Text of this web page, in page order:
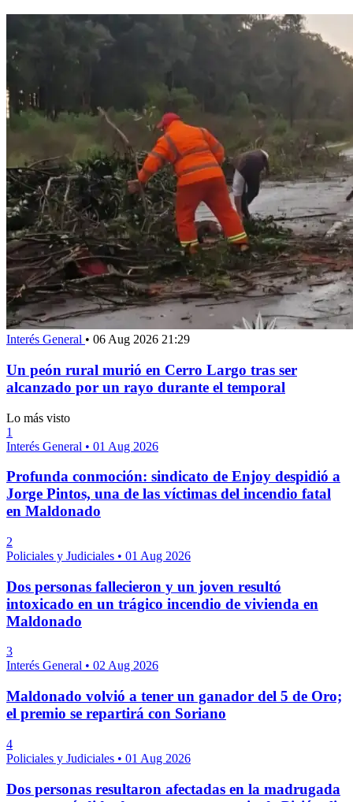
Interés General • 06 Aug 2026 21:29
Un peón rural murió en Cerro Largo tras ser
alcanzado por un rayo durante el temporal
Lo más visto
1
Interés General • 01 Aug 2026
Profunda conmoción: sindicato de Enjoy despidió a
Jorge Pintos, una de las víctimas del incendio fatal
en Maldonado
2
Policiales y Judiciales • 01 Aug 2026
Dos personas fallecieron y un joven resultó
intoxicado en un trágico incendio de vivienda en
Maldonado
3
Interés General • 02 Aug 2026
Maldonado volvió a tener un ganador del 5 de Oro;
el premio se repartirá con Soriano
4
Policiales y Judiciales • 01 Aug 2026
Dos personas resultaron afectadas en la madrugada